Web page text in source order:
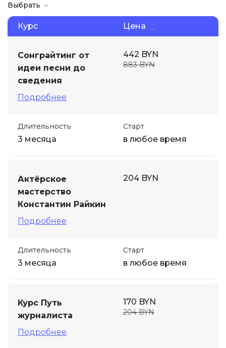
Выбрать
Курс Цена
Сонграйтинг от
идеи песни до
сведения
Подробнее
442 BYN
883 BYN
Длительность
3 месяца
Старт
в любое время
Актёрское
мастерство
Константин Райкин
Подробнее
204 BYN
Длительность
3 месяца
Старт
в любое время
Курс Путь
журналиста
Подробнее
170 BYN
204 BYN